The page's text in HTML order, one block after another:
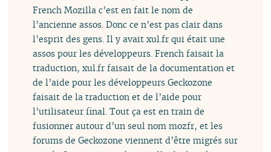
French Mozilla c’est en fait le nom de
l’ancienne assos. Donc ce n’est pas clair dans
l’esprit des gens. Il y avait xul.fr qui était une
assos pour les développeurs. French faisait la
traduction, xul.fr faisait de la documentation et
de l’aide pour les développeurs Geckozone
faisait de la traduction et de l’aide pour
l’utilisateur final. Tout ça est en train de
fusionner autour d’un seul nom mozfr, et les
forums de Geckozone viennent d’être migrés sur